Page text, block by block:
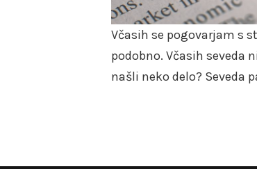
Včasih se pogovarjam s
podobno. Včasih seveda
našli neko delo? Seveda